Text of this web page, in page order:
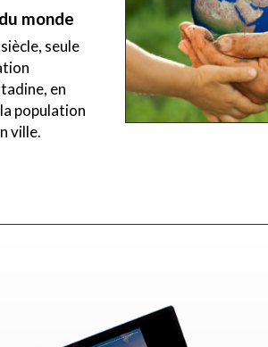
monde
seule
en
population
ville.